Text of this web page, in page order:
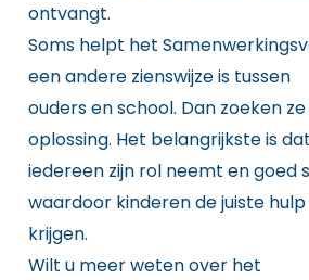
ontvangt.
Soms helpt het
een andere zienswijze is tussen
ouders en school. Dan zoeken
oplossing. Het belangrijkste is dat
iedereen zijn rol neemt en goed
waardoor kinderen de juiste hulp
krijgen.
Wilt u meer weten over het